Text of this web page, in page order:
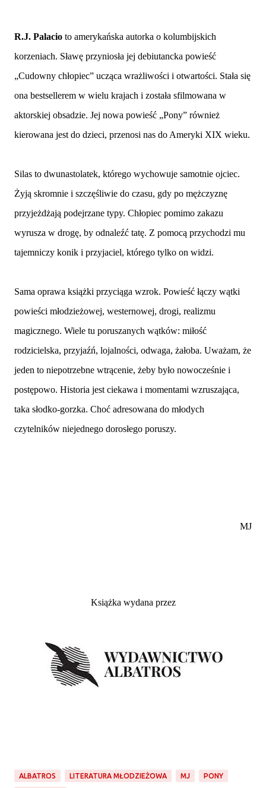
R.J. Palacio to amerykańska autorka o kolumbijskich
korzeniach. Sławę przyniosła jej debiutancka powieść
„Cudowny chłopiec” ucząca wrażliwości i otwartości. Stała się
ona bestsellerem w wielu krajach i została sfilmowana w
aktorskiej obsadzie. Jej nowa powieść „Pony” również
kierowana jest do dzieci, przenosi nas do Ameryki XIX wieku.
Silas to dwunastolatek, którego wychowuje samotnie ojciec.
Żyją skromnie i szczęśliwie do czasu, gdy po mężczyznę
przyjeżdżają podejrzane typy. Chłopiec pomimo zakazu
wyrusza w drogę, by odnaleźć tatę. Z pomocą przychodzi mu
tajemniczy konik i przyjaciel, którego tylko on widzi.
Sama oprawa książki przyciąga wzrok. Powieść łączy wątki
powieści młodzieżowej, westernowej, drogi, realizmu
magicznego. Wiele tu poruszanych wątków: miłość
rodzicielska, przyjaźń, lojalności, odwaga, żałoba. Uważam, że
jeden to niepotrzebne wtrącenie, żeby było nowocześnie i
postępowo. Historia jest ciekawa i momentami wzruszająca,
taka słodko-gorzka. Choć adresowana do młodych
czytelników niejednego dorosłego poruszy.
MJ
Książka wydana przez
ALBATROS LITERATURA MŁODZIEŻOWA MJ PONY